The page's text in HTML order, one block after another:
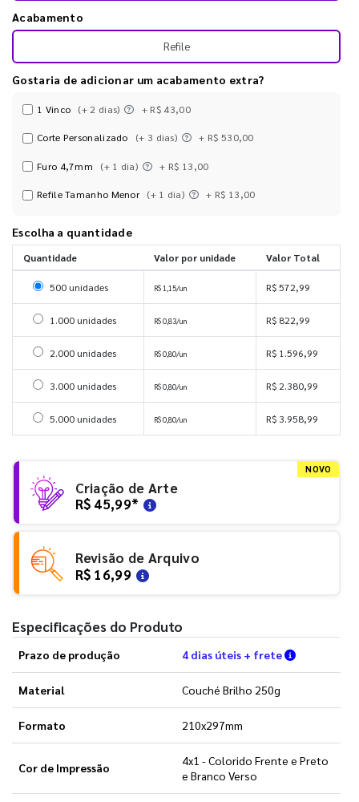
Acabamento
Refile
Gostaria de adicionar um acabamento extra?
1 Vinco (+ 2 dias) + R$ 43,00
Corte Personalizado (+ 3 dias) + R$ 530,00
Furo 4,7mm (+ 1 dia) + R$ 13,00
Refile Tamanho Menor (+ 1 dia) + R$ 13,00
Escolha a quantidade
Quantidade Valor por unidade Valor Total
Selecionar 500 unidades
500 unidades R$ 1,15/un R$ 572,99
Selecionar 1000 unidades
1.000 unidades R$ 0,83/un R$ 822,99
Selecionar 2000 unidades
2.000 unidades R$ 0,80/un R$ 1.596,99
Selecionar 3000 unidades
3.000 unidades R$ 0,80/un R$ 2.380,99
Selecionar 5000 unidades
5.000 unidades R$ 0,80/un R$ 3.958,99
NOVO
Criação de Arte
R$ 45,99*
Revisão de Arquivo
R$ 16,99
Especificações do Produto
Prazo de produção 4 dias úteis + frete Verifique
Material Couché Brilho 250g
Formato 210x297mm
Cor de Impressão
4x1 - Colorido Frente e Preto
e Branco Verso